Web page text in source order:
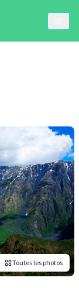
Toutes les photos